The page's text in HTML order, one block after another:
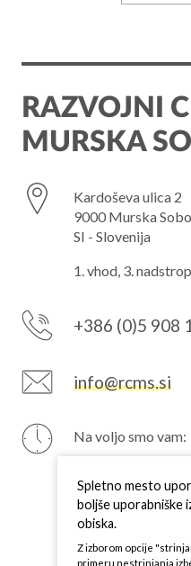
RAZVOJNI
MURSKA
Kardoševa ulica 2
9000 Murska
SI - Slovenija
1. vhod, 3.
+386 (0)5 908
info@rcms.si
Na voljo smo vam:
TOR
7–15 h
SRE
7–15 h
ČET
PET
7–15 h
Spletno mesto
boljše uporabniške
obiska.
Z izborom opcije
primeru nestrinjanja